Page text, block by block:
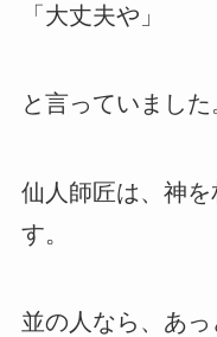
「大丈夫や」
と言っていました
仙人師匠は、神
す。
並の人なら、あ